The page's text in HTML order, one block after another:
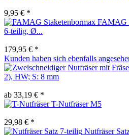
9,95 € *
FAMAG
6-teilig, Ø...
179,95 € *
Kunden haben sich ebenfalls
2), HW; S: 8 mm
ab 33,19 € *
T-Nutfräser M5
29,98 € *
Nutfräser